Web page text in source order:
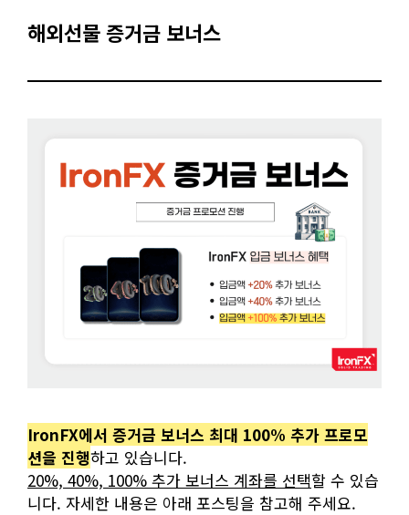
해외선물 증거금 보너스
IronFX에서 증거금 보너스 최대 100% 추가 프로모
션을 진행하고 있습니다.
20%, 40%, 100% 추가 보너스 계좌를 선택할 수 있습
니다. 자세한 내용은 아래 포스팅을 참고해 주세요.